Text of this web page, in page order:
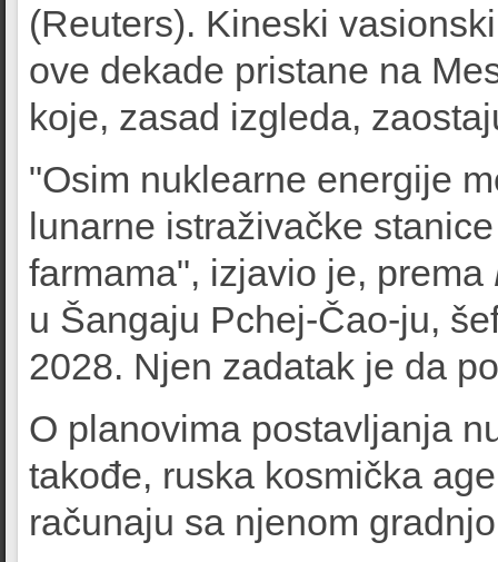
(Reuters). Kineski
ove dekade pristane na
koje, zasad izgleda,
"Osim nuklearne energije
lunarne istraživačke
farmama", izjavio je, prema
u Šangaju Pchej-Čao-ju,
2028. Njen zadatak je da
O planovima postavljanja
takođe, ruska kosmička
računaju sa njenom